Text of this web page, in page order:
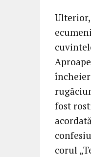
fost
corul